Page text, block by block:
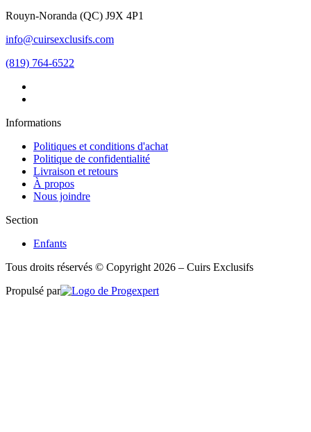
Rouyn-Noranda (QC) J9X 4P1
info@cuirsexclusifs.com
(819) 764-6522
Informations
Politiques et conditions d'achat
Politique de confidentialité
Livraison et retours
À propos
Nous joindre
Section
Enfants
Tous droits réservés © Copyright 2026 – Cuirs Exclusifs
Propulsé par